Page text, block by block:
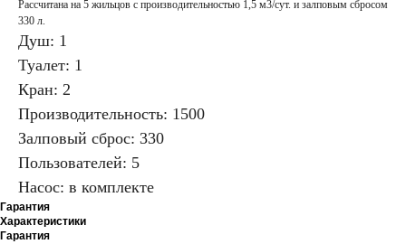
Рассчитана на 5 жильцов с производительностью 1,5 м3/сут. и залповым сбросом
330 л.
Душ: 1
Туалет: 1
Кран: 2
Производительность: 1500
Залповый сброс: 330
Пользователей: 5
Насос: в комплекте
Гарантия
Характеристики
Гарантия